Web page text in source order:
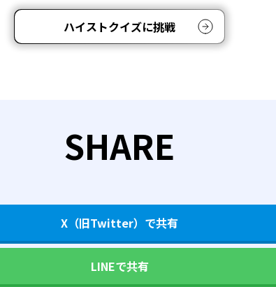
ハイストクイズに挑戦
SHARE
X（旧Twitter）で共有
LINEで共有